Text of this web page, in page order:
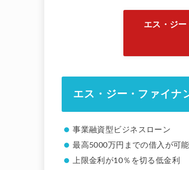
エス・ジ
エス・ジー・ファイナ
事業融資型ビジネスローン
最高5000万円までの借入が可能
上限金利が10％を切る低金利